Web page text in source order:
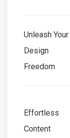
Unleash Your
Design
Freedom
Effortless
Content